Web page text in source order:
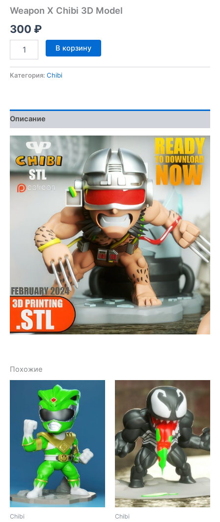
Weapon X Chibi 3D Model
300 ₽
Количество
товара
X
В корзину
Категория: Chibi
Описание
Похожие
Chibi Chibi